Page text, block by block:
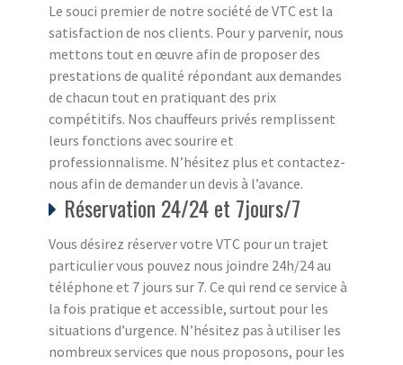
Le souci premier de notre société de VTC est la
satisfaction de nos clients. Pour y parvenir, nous
mettons tout en œuvre afin de proposer des
prestations de qualité répondant aux demandes
de chacun tout en pratiquant des prix
compétitifs. Nos chauffeurs privés remplissent
leurs fonctions avec sourire et
professionnalisme. N’hésitez plus et contactez-
nous afin de demander un devis à l’avance.
Réservation 24/24 et 7jours/7
Vous désirez réserver votre VTC pour un trajet
particulier vous pouvez nous joindre 24h/24 au
téléphone et 7 jours sur 7. Ce qui rend ce service à
la fois pratique et accessible, surtout pour les
situations d’urgence. N’hésitez pas à utiliser les
nombreux services que nous proposons, pour les